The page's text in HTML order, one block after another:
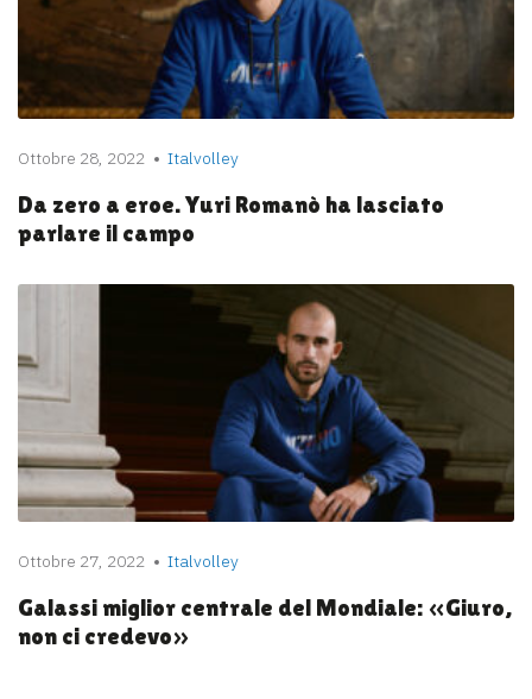
Ottobre 28, 2022 Italvolley
Da zero a eroe. Yuri Romanò ha lasciato
parlare il campo
Ottobre 27, 2022 Italvolley
Galassi miglior centrale del Mondiale: «Giuro,
non ci credevo»